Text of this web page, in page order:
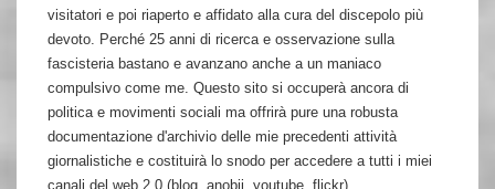
visitatori e poi riaperto e affidato alla cura del discepolo più
devoto. Perché 25 anni di ricerca e osservazione sulla
fascisteria bastano e avanzano anche a un maniaco
compulsivo come me. Questo sito si occuperà ancora di
politica e movimenti sociali ma offrirà pure una robusta
documentazione d'archivio delle mie precedenti attività
giornalistiche e costituirà lo snodo per accedere a tutti i miei
canali del web 2.0 (blog, anobii, youtube, flickr)